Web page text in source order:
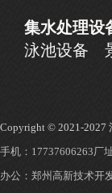
集水处理设
泳池设备
Copyright © 2021-2027
手机：17737606263厂
办公：郑州高新技术开